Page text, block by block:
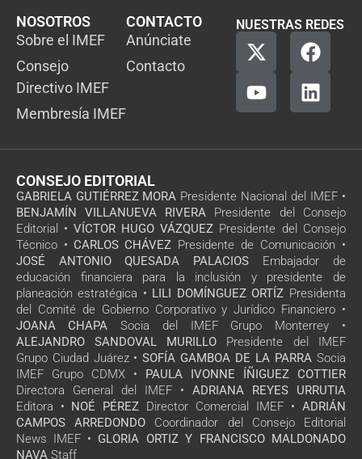
NOSOTROS
Sobre el IMEF
Consejo
Directivo IMEF
Membresía IMEF
CONTACTO
Anúnciate
Contacto
NUESTRAS REDES
CONSEJO EDITORIAL
GABRIELA GUTIÉRREZ MORA Presidente Nacional del IMEF •
BENJAMÍN VILLANUEVA RIVERA Presidente del Consejo
Editorial • VÍCTOR HUGO VÁZQUEZ Presidente del Consejo
Técnico • CARLOS CHÁVEZ Presidente de Comunicación •
JOSÉ ANTONIO QUESADA PALACIOS Embajador de
educación financiera para la inclusión y presidente de
planeación estratégica • LILI DOMÍNGUEZ ORTÍZ Presidenta
del Comité de Gobierno Corporativo y Jurídico Financiero •
JOANA CHAPA Socia del IMEF Grupo Monterrey •
ALEJANDRO SANDOVAL MURILLO Presidente del IMEF
Grupo Ciudad Juárez • SOFÍA GAMBOA DE LA PARRA Socia
IMEF Grupo CDMX • PAULA IVONNE ÍÑIGUEZ COTTIER
Directora General del IMEF • ADRIANA REYES URRUTIA
Editora • NOÉ PÉREZ Director Comercial IMEF • ADRIÁN
CAMPOS ARREDONDO Coordinador del Consejo Editorial
News IMEF • GLORIA ORTIZ Y FRANCISCO MALDONADO
NAVA Staff